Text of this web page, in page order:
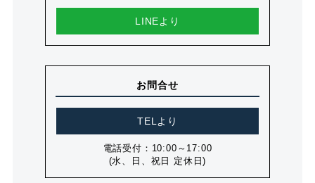
LINEより
お問合せ
TELより
電話受付：10:00～17:00
(水、日、祝日 定休日)